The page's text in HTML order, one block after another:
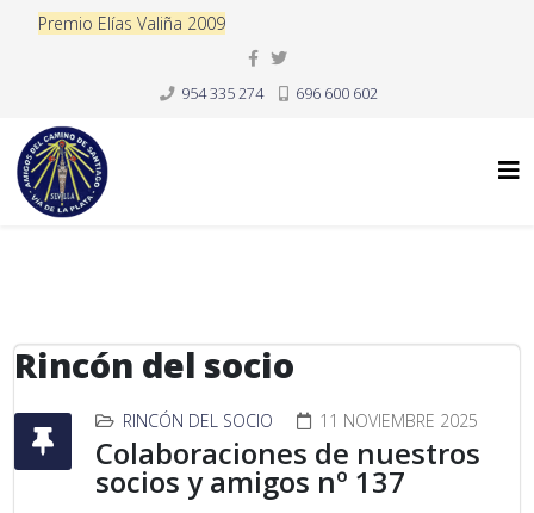
Premio Elías Valiña 2009
954 335 274 696 600 602
Rincón del socio
RINCÓN DEL SOCIO 11 NOVIEMBRE 2025
Colaboraciones de nuestros
socios y amigos nº 137